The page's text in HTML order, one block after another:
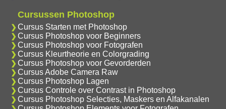
Cursussen Photoshop
Cursus Starten met Photoshop
Cursus Photoshop voor Beginners
Cursus Photoshop voor Fotografen
Cursus Kleurtheorie en Colorgrading
Cursus Photoshop voor Gevorderden
Cursus Adobe Camera Raw
Cursus Photoshop Lagen
Cursus Controle over Contrast in Photoshop
Cursus Photoshop Selecties, Maskers en Alfakanalen